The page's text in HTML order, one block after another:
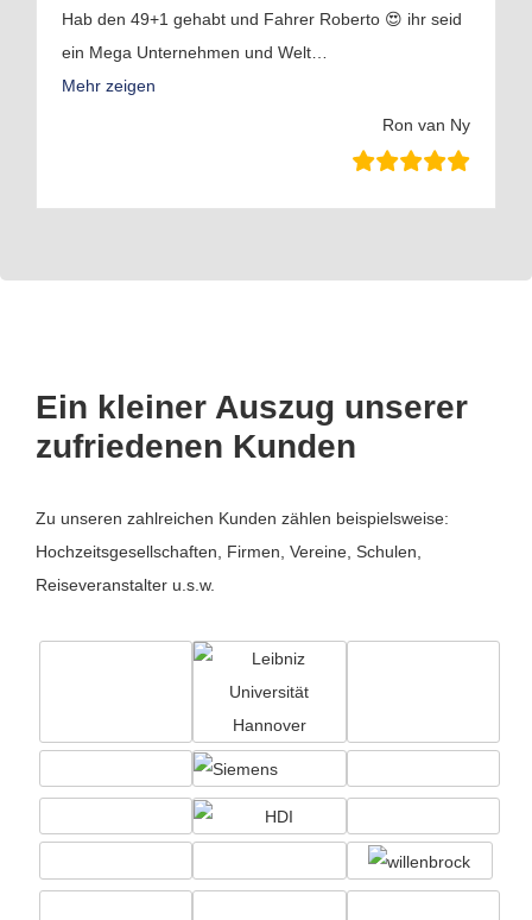
Hab den 49+1 gehabt und Fahrer Roberto 😍 ihr seid
ein Mega Unternehmen und Welt
Mehr zeigen
Ron van Ny
Ein kleiner Auszug unserer
zufriedenen Kunden
Zu unseren zahlreichen Kunden zählen beispielsweise:
Hochzeitsgesellschaften, Firmen, Vereine, Schulen,
Reiseveranstalter u.s.w.